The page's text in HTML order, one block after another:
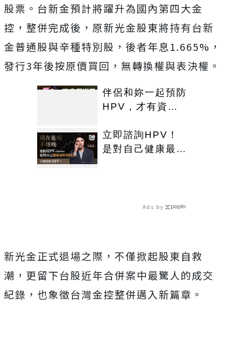
股票。台新金預計將躍升為國內第四大金
控，整併完成後，原新光金股東將持有台新
金普通股與辛種特別股，後者年息1.665%，
發行3年後按原價買回，無轉換權與表決權。
伴侶和妳一起預防
HPV，才有資格
立即諮詢HPV！
是對自己健康最好
Ads by
新光金正式退場之際，不僅掀起股東自救
潮，更留下台股近年合併案中最驚人的成交
紀錄，也象徵台灣金控整併邁入新篇章。